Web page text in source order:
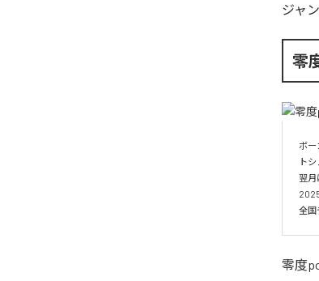
ジャ
零
ボー
ト
翌月
全国
零度